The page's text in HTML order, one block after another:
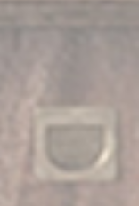
SVS Prime Satellite 5.1
højttalersystem